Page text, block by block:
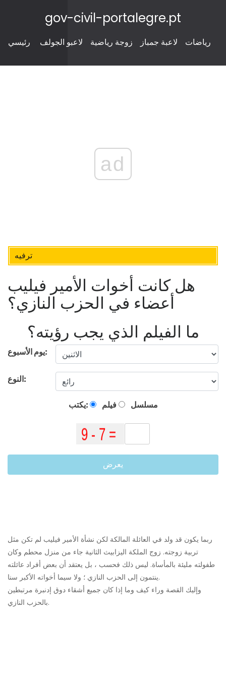
gov-civil-portalegre.pt
رئيسي لاعبو الجولف زوجة رياضية لاعبة جمباز رياضات
ad
ترفيه
هل كانت أخوات الأمير فيليب
أعضاء في الحزب النازي؟
ما الفيلم الذي يجب رؤيته؟
يوم الأسبوع:
النوع:
يكتب: فيلم مسلسل
يعرض
ربما يكون قد ولد في العائلة المالكة لكن نشأة الأمير فيليب لم تكن مثل
تربية زوجته. زوج الملكة اليزابيث الثانية جاء من منزل محطم وكان
طفولته مليئة بالمأساة. ليس ذلك فحسب ، بل يعتقد أن بعض أفراد عائلته
ينتمون إلى الحزب النازي ؛ ولا سيما أخواته الأكبر سنا.
وإليك القصة وراء كيف وما إذا كان جميع أشقاء دوق إدنبرة مرتبطين
بالحزب النازي.